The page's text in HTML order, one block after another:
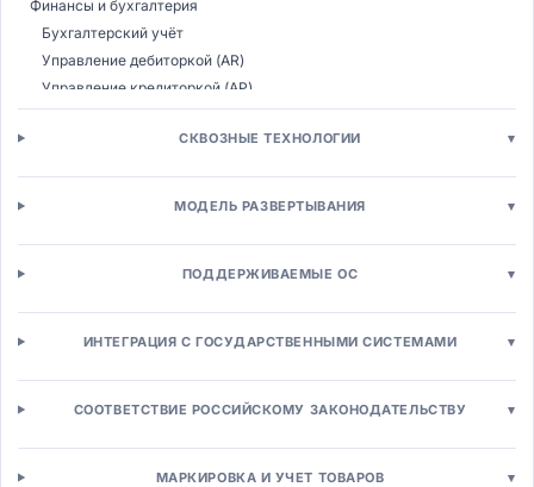
Финансы и бухгалтерия
Бухгалтерский учёт
Управление дебиторкой (AR)
Управление кредиторкой (AP)
Казначейство
Бюджетирование (CPM)
Консолидация МСФО
Электронные закупки (E-procurement)
Электронные аукционы (E-sourcing)
Производство и логистика
MES-системы
Расширенное планирование (APS)
СКВОЗНЫЕ ТЕХНОЛОГИИ ▾
МОДЕЛЬ РАЗВЕРТЫВАНИЯ ▾
ПОДДЕРЖИВАЕМЫЕ ОС ▾
ИНТЕГРАЦИЯ С ГОСУДАРСТВЕННЫМИ СИСТЕМАМИ ▾
СООТВЕТСТВИЕ РОССИЙСКОМУ ЗАКОНОДАТЕЛЬСТВУ ▾
МАРКИРОВКА И УЧЕТ ТОВАРОВ ▾